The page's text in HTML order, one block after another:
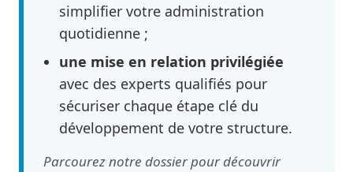
simplifier votre administration
quotidienne ;
une mise en relation privilégiée
avec des experts qualifiés pour
sécuriser chaque étape clé du
développement de votre structure.
Parcourez notre dossier pour découvrir